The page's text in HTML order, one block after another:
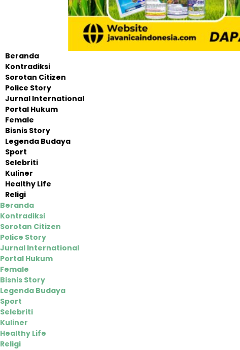
Beranda
Kontradiksi
Sorotan Citizen
Police Story
Jurnal International
Portal Hukum
Female
Bisnis Story
Legenda Budaya
Sport
Selebriti
Kuliner
Healthy Life
Religi
Beranda
Kontradiksi
Sorotan Citizen
Police Story
Jurnal International
Portal Hukum
Female
Bisnis Story
Legenda Budaya
Sport
Selebriti
Kuliner
Healthy Life
Religi